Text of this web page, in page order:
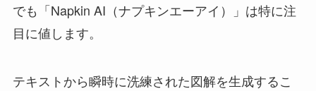
でも「Napkin AI（ナプキンエーアイ）」は特に注
目に値します。
テキストから瞬時に洗練された図解を生成するこ